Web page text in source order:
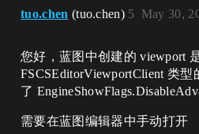
tuo.chen (tuo.chen) May 30,
5
您好，蓝图中创建的 viewport
FSCSEditorViewportClient 类
了
需要在蓝图编辑器中手动打开